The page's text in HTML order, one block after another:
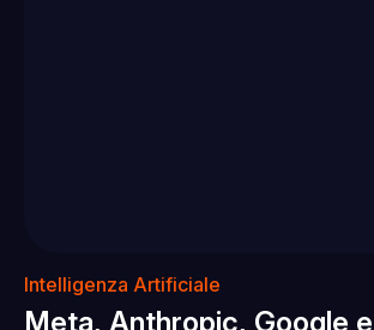
Intelligenza Artificiale
Meta, Anthropic, Google